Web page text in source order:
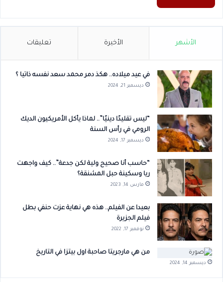
الأشهر الأخيرة تعليقات
في عيد ميلاده.. هكذ دمر محمد سعد نفسه ذاتيا ؟
ديسمبر 21, 2024
“ليس تقليدًا دينيًا”.. لماذا يأكل الأمريكيون الديك
الرومي في رأس السنة
ديسمبر 17, 2024
“حاسب أنا صحيح ولية لكن جدعة”.. كيف واجهت
ريا وسكينة حبل المشنقة؟
مارس 14, 2023
بعيدا عن الفيلم.. هذه هي نهاية عزت حنفي بطل
فيلم الجزيرة
نوفمبر 17, 2022
من هي مارجريتا صاحبة اول بيتزا في التاريخ
ديسمبر 14, 2024